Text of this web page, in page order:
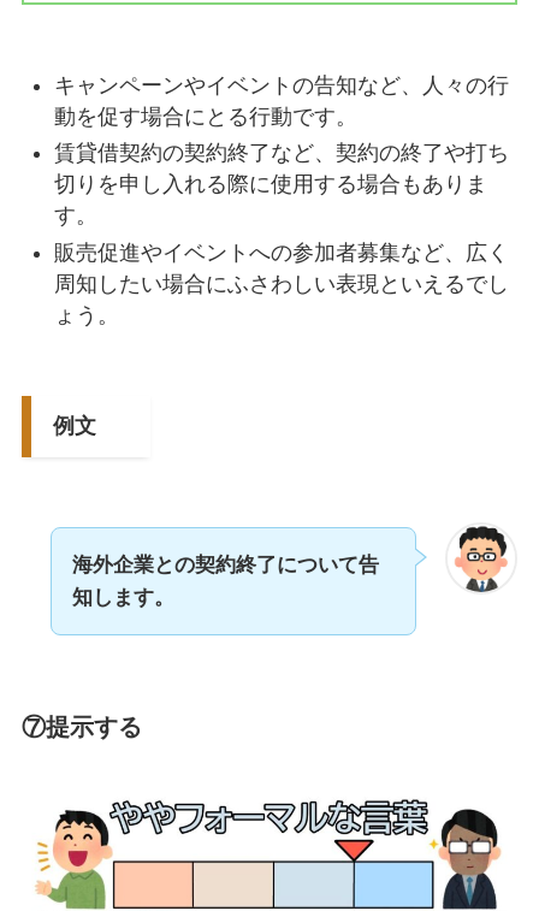
キャンペーンやイベントの告知など、人々の行
動を促す場合にとる行動です。
賃貸借契約の契約終了など、契約の終了や打ち
切りを申し入れる際に使用する場合もありま
す。
販売促進やイベントへの参加者募集など、広く
周知したい場合にふさわしい表現といえるでし
ょう。
例文
海外企業との契約終了について告
知します。
⑦提示する